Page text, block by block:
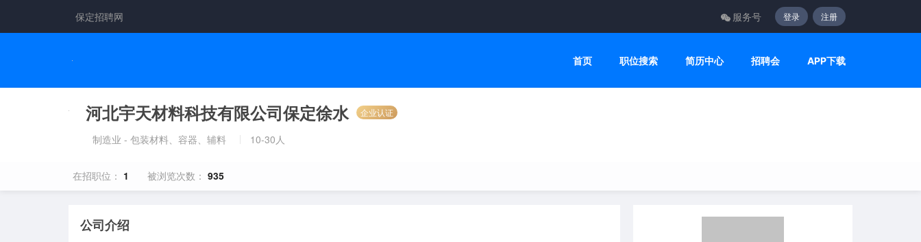
保定招聘网 服务号 登录 注册
首页 职位搜索 简历中心 招聘会 APP下载
河北宇天材料科技有限公司保定徐水 企业认证
制造业 - 包装材料、容器、辅料 10-30人
在招职位： 1 被浏览次数： 935
公司介绍